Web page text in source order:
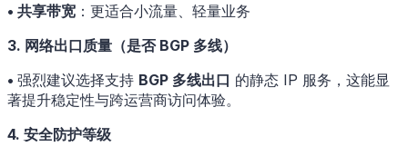
• 共享带宽 ：更适合小流量、轻量业务
3. 网络出口质量（是否 BGP 多线）
• 强烈建议选择支持 BGP 多线出口 的静态 IP 服务，这能显
著提升稳定性与跨运营商访问体验。
4. 安全防护等级